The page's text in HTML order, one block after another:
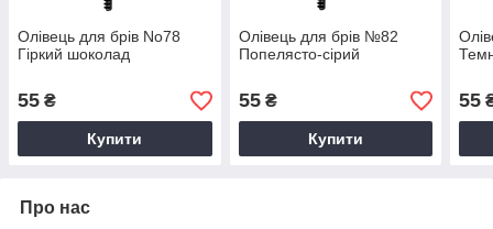
Олівець для брів No78
Гіркий шоколад
55 ₴
Купити
Олівець для брів №82
Попелясто-сірий
55₴
Купити
55
Про нас